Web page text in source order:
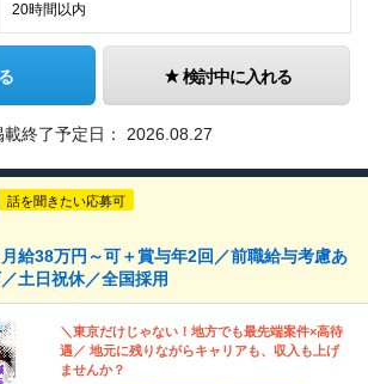
20時間以内
検討中に入れる
載終了予定日： 2026.08.27
話を聞きたい応募可
給38万円～可＋賞与年2回／前職給与考慮あ
土日祝休／全国採用
＼東京だけじゃない！地方でも最先端案件×高待
遇／ 地元に残りながらキャリアも、収入も上げ
ませんか？